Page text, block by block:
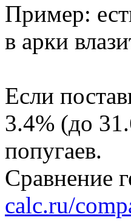
Пример:
в арки
Если
3.4% (до
попугаев.
Сравнение
calc.ru/